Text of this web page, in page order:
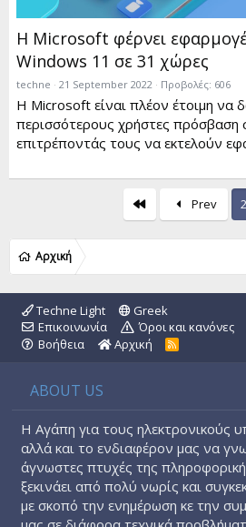
Η Microsoft φέρνει
Windows 11 σε 31 χώρες
techne 21 September 2022 Προβολές: 606
Η Microsoft είναι πλέον έτοιμη να
περισσότερους χρήστες πρόσβαση
επιτρέποντάς τους να εκτελούν
Prev
Αρχική
Techne Light
Greek
Επικοινωνία
Όροι και κανόνες
Βοήθεια
Αρχική
R
ABOUT US
Η Αγάπη για τους ηλεκτρονικούς
αλλά και το ενδιαφέρον μας να
άγνωστες πτυχές της
ξεκινάει από πολύ νωρίς και
με σκοπό την ενημέρωση κε την